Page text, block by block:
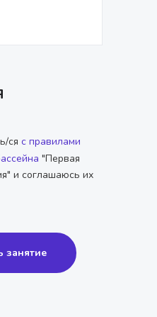
сяс правилами
"Первая
и соглашаюсь их
занятие